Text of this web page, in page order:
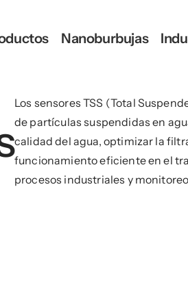
Nanoburbujas
Los sensores TSS (Total
de partículas suspendidas en
calidad del agua, optimizar la
funcionamiento eficiente en el
procesos industriales y